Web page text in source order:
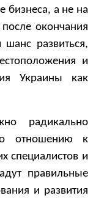
бизнеса, а не на
окончания
развиться,
и
Украины как
радикально
отношению к
специалистов и
правильные
и развития